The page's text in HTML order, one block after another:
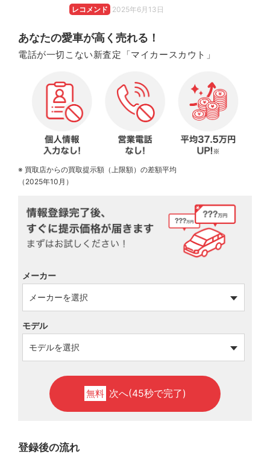
レコメンド 2025年6月13日
あなたの愛車が高く売れる！
電話が一切こない新査定「マイカースカウト」
※ 買取店からの買取提示額（上限額）の差額平均
（2025年10月）
メーカー
モデル
無料 次へ(45秒で完了)
登録後の流れ